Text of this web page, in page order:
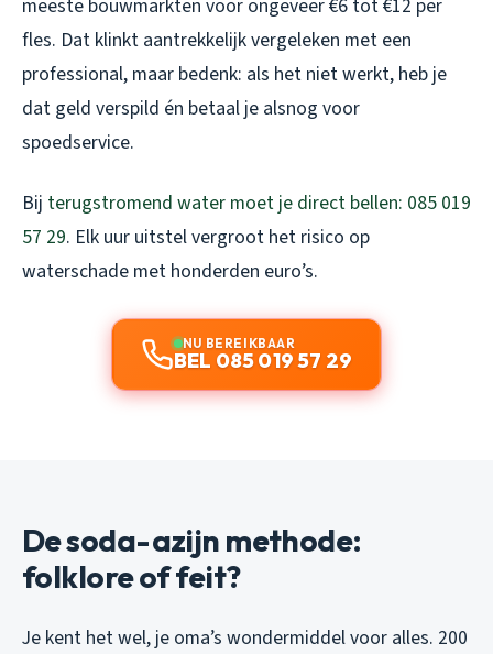
meeste bouwmarkten voor ongeveer €6 tot €12 per
fles. Dat klinkt aantrekkelijk vergeleken met een
professional, maar bedenk: als het niet werkt, heb je
dat geld verspild én betaal je alsnog voor
spoedservice.
Bij terugstromend water moet je direct bellen: 085 019
57 29. Elk uur uitstel vergroot het risico op
waterschade met honderden euro’s.
NU BEREIKBAAR
BEL 085 019 57 29
De soda-azijn methode:
folklore of feit?
Je kent het wel, je oma’s wondermiddel voor alles. 200